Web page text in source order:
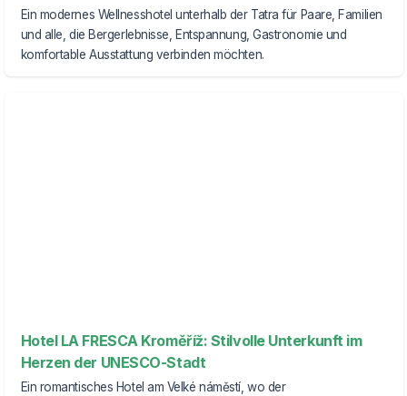
Ein modernes Wellnesshotel unterhalb der Tatra für Paare, Familien
und alle, die Bergerlebnisse, Entspannung, Gastronomie und
komfortable Ausstattung verbinden möchten.
Hotel LA FRESCA Kroměříž: Stilvolle Unterkunft im
Herzen der UNESCO-Stadt
Ein romantisches Hotel am Velké náměstí, wo der